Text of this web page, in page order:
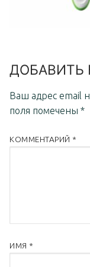
ДОБАВИТЬ
Ваш адрес email
поля помечены *
КОММЕНТАРИЙ *
ИМЯ *